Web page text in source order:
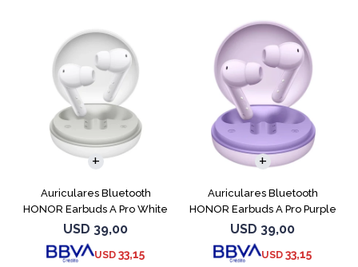
Auriculares Bluetooth
HONOR Earbuds A Pro White
USD 39,00
USD 33,15
Auriculares Bluetooth
HONOR Earbuds A Pro Purple
USD 39,00
USD 33,15